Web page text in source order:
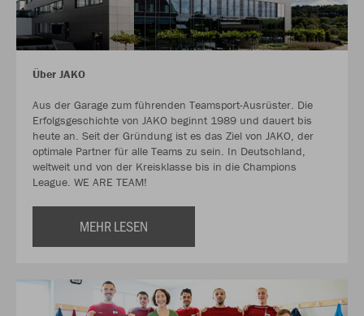
Über JAKO
Aus der Garage zum führenden Teamsport-Ausrüster. Die
Erfolgsgeschichte von JAKO beginnt 1989 und dauert bis
heute an. Seit der Gründung ist es das Ziel von JAKO, der
optimale Partner für alle Teams zu sein. In Deutschland,
weltweit und von der Kreisklasse bis in die Champions
League. WE ARE TEAM!
MEHR LESEN